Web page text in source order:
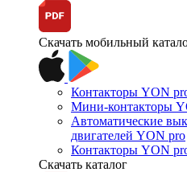
Скачать мобильный
Контакторы YON
Мини-контакторы
Автоматические
двигателей YON pro
Контакторы YON
Скачать каталог